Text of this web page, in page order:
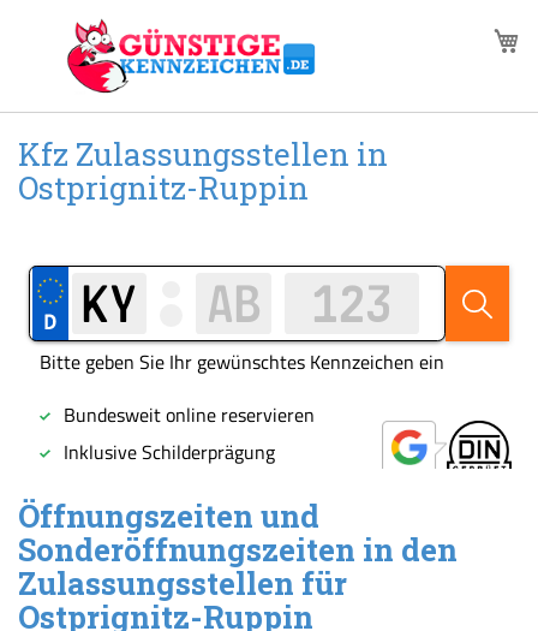
springen
Kfz Zulassungsstellen in
Ostprignitz-Ruppin
Öffnungszeiten und
Sonderöffnungszeiten in den
Zulassungsstellen für
Ostprignitz-Ruppin